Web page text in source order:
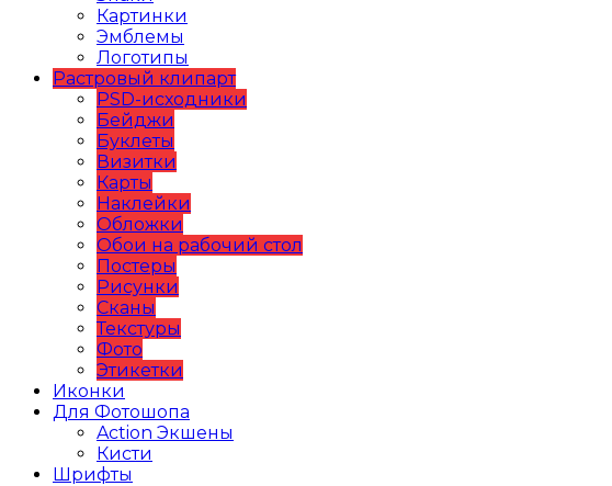
Картинки
Эмблемы
Логотипы
Растровый клипарт
PSD-исходники
Бейджи
Буклеты
Визитки
Карты
Наклейки
Обложки
Обои на рабочий стол
Постеры
Рисунки
Сканы
Текстуры
Фото
Этикетки
Иконки
Для Фотошопа
Action Экшены
Кисти
Шрифты